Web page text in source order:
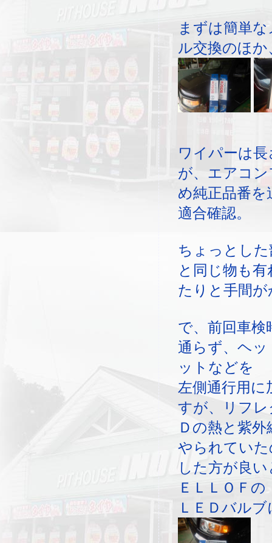
まずは簡単
ル交換のほか
ワイパーは
が、エアコ
め純正品番を
適合確認。
ちょっとし
と同じ物も
たりと手間
で、前回車検
通らず、ヘ
ットなどを
左側通行用
すが、リフ
Ｄの熱と紫外
やられてい
した方が良
ＥＬＬＯＦの
ＬＥＤバル